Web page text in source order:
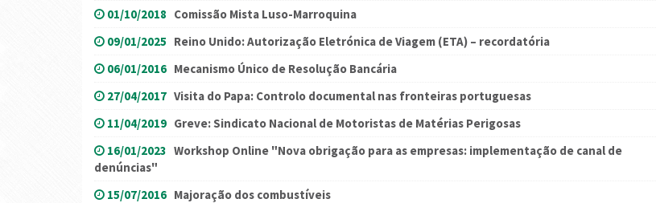
01/10/2018 Comissão Mista Luso-Marroquina
09/01/2025 Reino Unido: Autorização Eletrónica de Viagem (ETA) – recordatória
06/01/2016 Mecanismo Único de Resolução Bancária
27/04/2017 Visita do Papa: Controlo documental nas fronteiras portuguesas
11/04/2019 Greve: Sindicato Nacional de Motoristas de Matérias Perigosas
16/01/2023 Workshop Online "Nova obrigação para as empresas: implementação de canal de
denúncias"
15/07/2016 Majoração dos combustíveis